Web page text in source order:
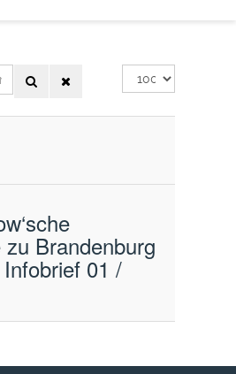
Anzeige
#
Brandenburg
01 /